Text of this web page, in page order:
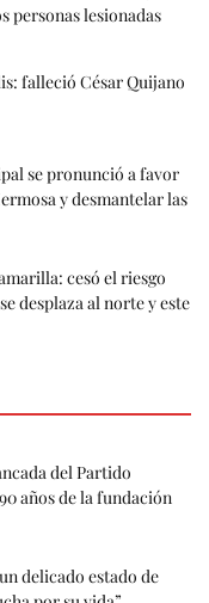
personas lesionadas
falleció César Quijano
se pronunció a favor
y desmantelar las
cesó el riesgo
desplaza al norte y este
del Partido
años de la fundación
delicado estado de